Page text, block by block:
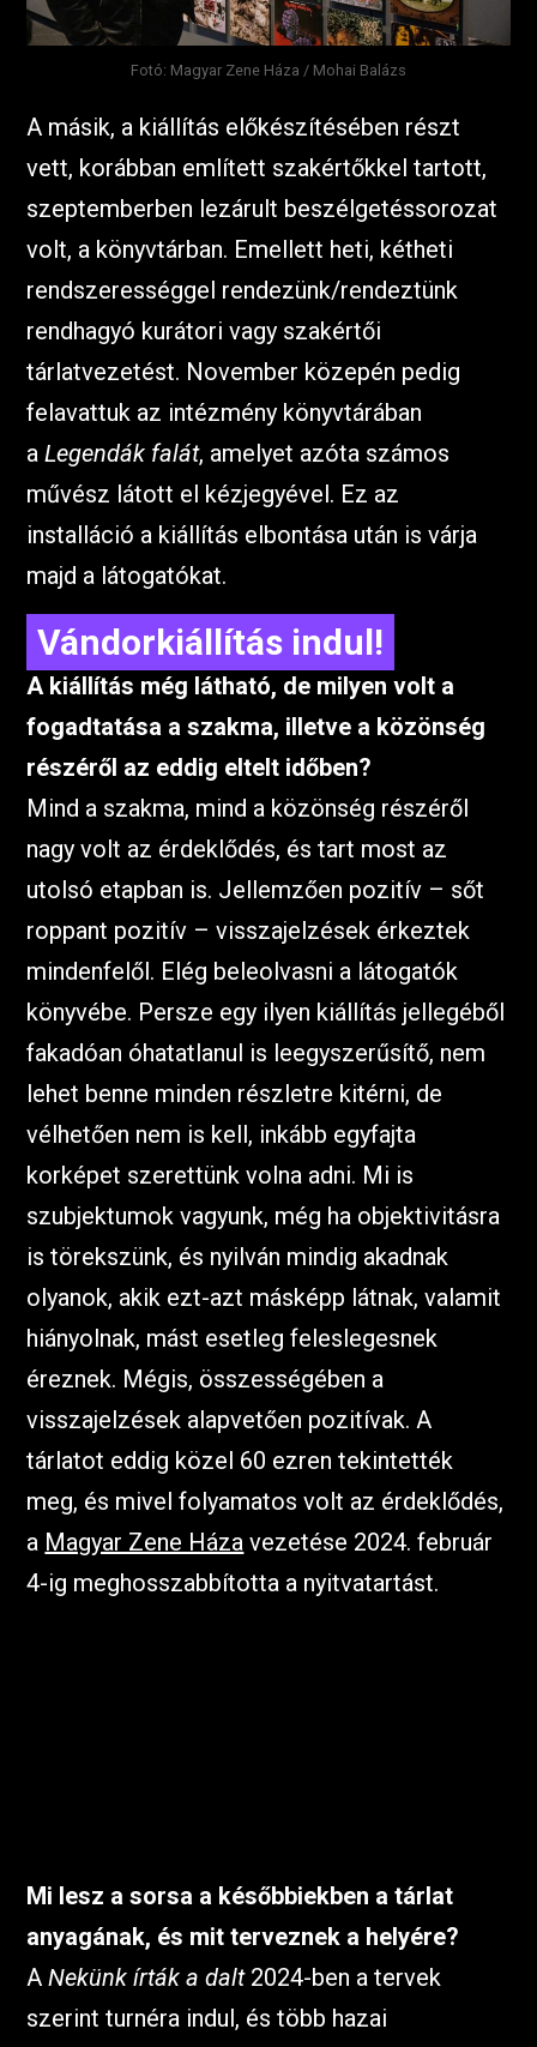
Fotó: Magyar Zene Háza / Mohai Balázs
A másik, a kiállítás előkészítésében részt
vett, korábban említett szakértőkkel tartott,
szeptemberben lezárult beszélgetéssorozat
volt, a könyvtárban. Emellett heti, kétheti
rendszerességgel rendezünk/rendeztünk
rendhagyó kurátori vagy szakértői
tárlatvezetést. November közepén pedig
felavattuk az intézmény könyvtárában
aLegendák falát, amelyet azóta számos
művész látott el kézjegyével. Ez az
installáció a kiállítás elbontása után is várja
majd a látogatókat.
Vándorkiállítás indul!
A kiállítás még látható, de milyen volt a
fogadtatása a szakma, illetve a közönség
részéről az eddig eltelt időben?
Mind a szakma, mind a közönség részéről
nagy volt az érdeklődés, és tart most az
utolsó etapban is. Jellemzően pozitív – sőt
roppant pozitív – visszajelzések érkeztek
mindenfelől. Elég beleolvasni a látogatók
könyvébe. Persze egy ilyen kiállítás jellegéből
fakadóan óhatatlanul is leegyszerűsítő, nem
lehet benne minden részletre kitérni, de
vélhetően nem is kell, inkább egyfajta
korképet szerettünk volna adni. Mi is
szubjektumok vagyunk, még ha objektivitásra
is törekszünk, és nyilván mindig akadnak
olyanok, akik ezt-azt másképp látnak, valamit
hiányolnak, mást esetleg feleslegesnek
éreznek. Mégis, összességében a
visszajelzések alapvetően pozitívak. A
tárlatot eddig közel 60 ezren tekintették
meg, és mivel folyamatos volt az érdeklődés,
a Magyar Zene Háza vezetése 2024. február
4-ig meghosszabbította a nyitvatartást.
Mi lesz a sorsa a későbbiekben a tárlat
anyagának, és mit terveznek a helyére?
ANekünk írták a dalt2024-ben a tervek
szerint turnéra indul, és több hazai